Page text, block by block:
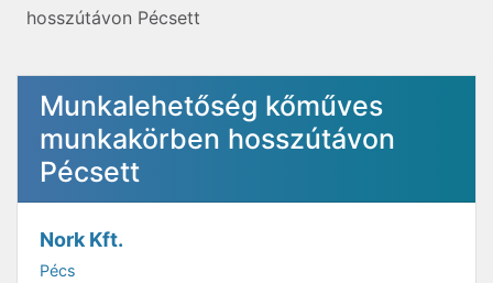
hosszútávon Pécsett
Munkalehetőség kőműves
munkakörben hosszútávon
Pécsett
Nork Kft.
Pécs